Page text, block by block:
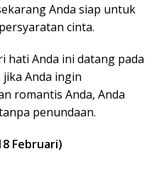
Anda siap untuk
cinta.
hati Anda ini datang pada
Anda ingin
romantis Anda, Anda
penundaan.
Februari)